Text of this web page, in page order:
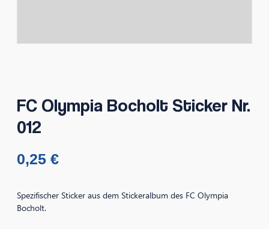
FC Olympia Bocholt Sticker Nr.
012
0,25 €
Spezifischer Sticker aus dem Stickeralbum des FC Olympia
Bocholt.